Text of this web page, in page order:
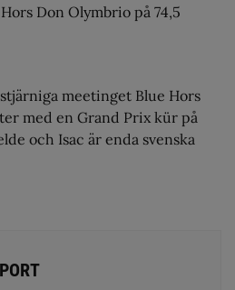
Don Olymbrio på 74,5
meetinget Blue Hors
med en Grand Prix kür på
och Isac är enda svenska